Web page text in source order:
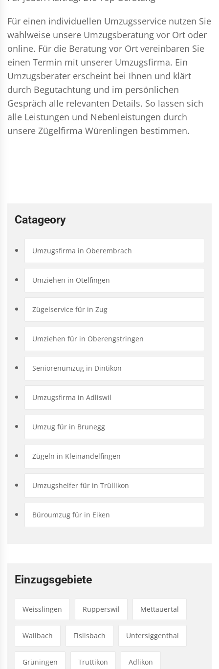
Für einen individuellen Umzugsservice nutzen Sie
wahlweise unsere Umzugsberatung vor Ort oder
online. Für die Beratung vor Ort vereinbaren Sie
einen Termin mit unserer Umzugsfirma. Ein
Umzugsberater erscheint bei Ihnen und klärt
durch Begutachtung und im persönlichen
Gespräch alle relevanten Details. So lassen sich
alle Leistungen und Nebenleistungen durch
unsere Zügelfirma Würenlingen bestimmen.
Catageory
Umzugsfirma in Oberembrach
Umziehen in Otelfingen
Zügelservice für in Zug
Umziehen für in Oberengstringen
Seniorenumzug in Dintikon
Umzugsfirma in Adliswil
Umzug für in Brunegg
Zügeln in Kleinandelfingen
Umzugshelfer für in Trüllikon
Büroumzug für in Eiken
Einzugsgebiete
Weisslingen Rupperswil Mettauertal
Wallbach Fislisbach Untersiggenthal
Grüningen Truttikon Adlikon